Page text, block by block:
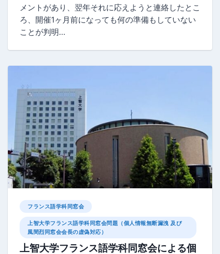
メントがあり、翌年それに応えようと連絡したとこ
ろ、開催1ヶ月前になっても何の準備もしていない
ことが判明…
フランス語学科同窓会
上智大学フランス語学科同窓会問題（個人情報無断漏洩 及び
風間烈同窓会会長の虚偽対応）
上智大学フランス語学科同窓会による個